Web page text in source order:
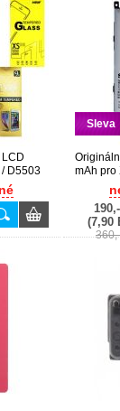
D5503
Sleva
mAh pro
D5503
1274-
(7,90